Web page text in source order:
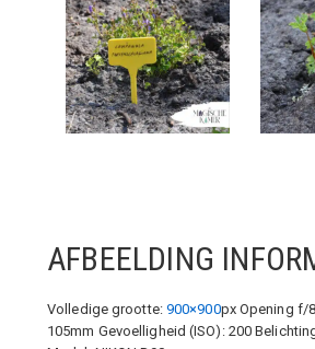
AFBEELDING
Volledige grootte: 900×900px Opening f/8
105mm Gevoelligheid (ISO): 200